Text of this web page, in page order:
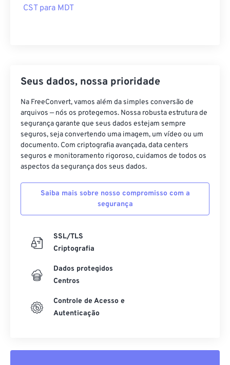
CST para MDT
Seus dados, nossa prioridade
Na FreeConvert, vamos além da simples conversão de
arquivos — nós os protegemos. Nossa robusta estrutura de
segurança garante que seus dados estejam sempre
seguros, seja convertendo uma imagem, um vídeo ou um
documento. Com criptografia avançada, data centers
seguros e monitoramento rigoroso, cuidamos de todos os
aspectos da segurança dos seus dados.
Saiba mais sobre nosso compromisso com a
segurança
SSL/TLS
Criptografia
Dados protegidos
Centros
Controle de Acesso e
Autenticação